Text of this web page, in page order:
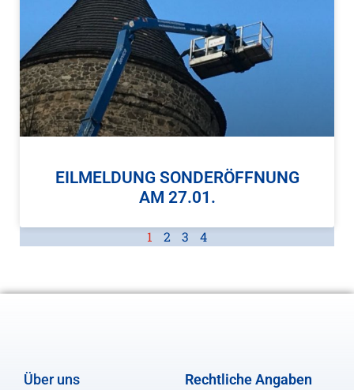
EILMELDUNG SONDERÖFFNUNG
AM 27.01.
1 2 3 4
Über uns Rechtliche Angaben